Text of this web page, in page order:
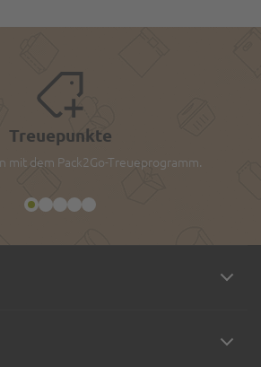
Treuepunkte
mit dem Pack2Go-Treueprogramm.